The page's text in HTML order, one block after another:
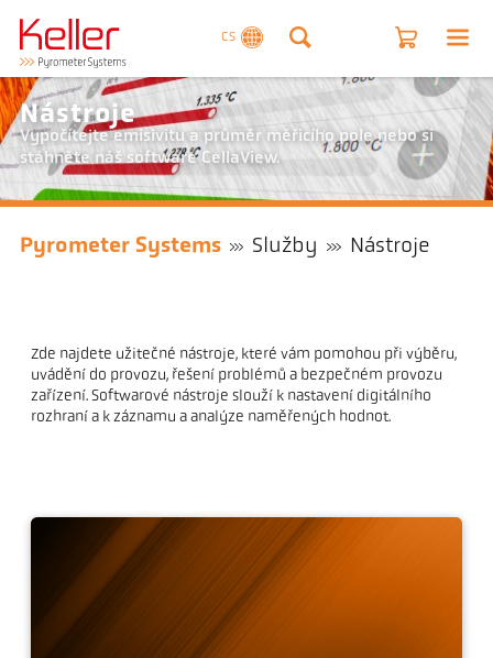
CS
Nástroje
Vypočítejte emisivitu a průměr měřicího pole nebo si
stáhněte náš software CellaView.
Pyrometer Systems Služby Nástroje
Zde najdete užitečné nástroje, které vám pomohou při výběru,
uvádění do provozu, řešení problémů a bezpečném provozu
zařízení. Softwarové nástroje slouží k nastavení digitálního
rozhraní a k záznamu a analýze naměřených hodnot.